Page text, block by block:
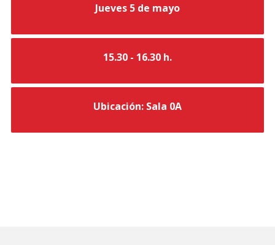
Jueves 5 de mayo
15.30 - 16.30 h.
Ubicación: Sala 0A